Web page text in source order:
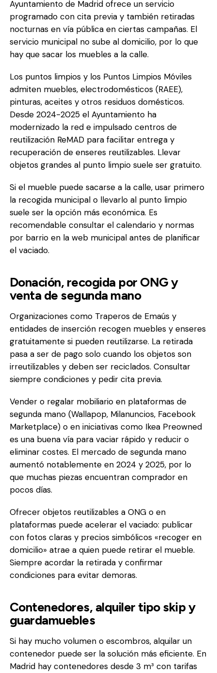
Ayuntamiento de Madrid ofrece un servicio
programado con cita previa y también retiradas
nocturnas en vía pública en ciertas campañas. El
servicio municipal no sube al domicilio, por lo que
hay que sacar los muebles a la calle.
Los puntos limpios y los Puntos Limpios Móviles
admiten muebles, electrodomésticos (RAEE),
pinturas, aceites y otros residuos domésticos.
Desde 2024-2025 el Ayuntamiento ha
modernizado la red e impulsado centros de
reutilización ReMAD para facilitar entrega y
recuperación de enseres reutilizables. Llevar
objetos grandes al punto limpio suele ser gratuito.
Si el mueble puede sacarse a la calle, usar primero
la recogida municipal o llevarlo al punto limpio
suele ser la opción más económica. Es
recomendable consultar el calendario y normas
por barrio en la web municipal antes de planificar
el vaciado.
Donación, recogida por ONG y
venta de segunda mano
Organizaciones como Traperos de Emaús y
entidades de inserción recogen muebles y enseres
gratuitamente si pueden reutilizarse. La retirada
pasa a ser de pago solo cuando los objetos son
irreutilizables y deben ser reciclados. Consultar
siempre condiciones y pedir cita previa.
Vender o regalar mobiliario en plataformas de
segunda mano (Wallapop, Milanuncios, Facebook
Marketplace) o en iniciativas como Ikea Preowned
es una buena vía para vaciar rápido y reducir o
eliminar costes. El mercado de segunda mano
aumentó notablemente en 2024 y 2025, por lo
que muchas piezas encuentran comprador en
pocos días.
Ofrecer objetos reutilizables a ONG o en
plataformas puede acelerar el vaciado: publicar
con fotos claras y precios simbólicos «recoger en
domicilio» atrae a quien puede retirar el mueble.
Siempre acordar la retirada y confirmar
condiciones para evitar demoras.
Contenedores, alquiler tipo skip y
guardamuebles
Si hay mucho volumen o escombros, alquilar un
contenedor puede ser la solución más eficiente. En
Madrid hay contenedores desde 3 m³ con tarifas